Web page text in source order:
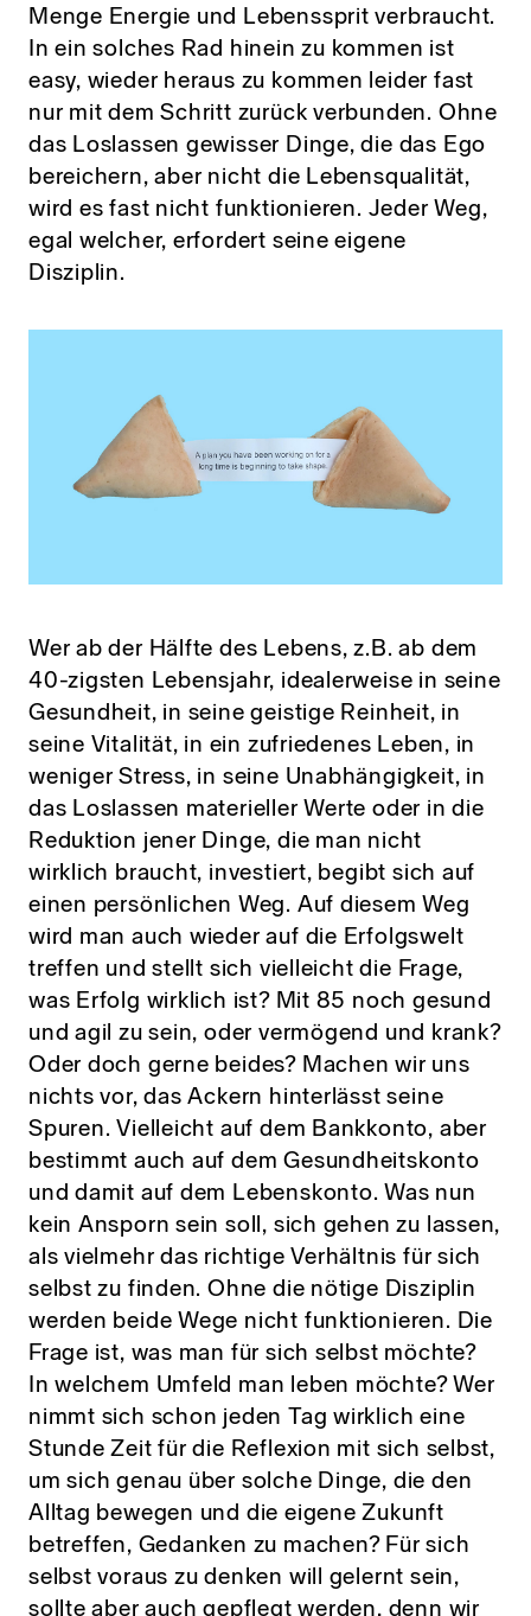
Menge Energie und Lebenssprit verbraucht.
In ein solches Rad hinein zu kommen ist
easy, wieder heraus zu kommen leider fast
nur mit dem Schritt zurück verbunden. Ohne
das Loslassen gewisser Dinge, die das Ego
bereichern, aber nicht die Lebensqualität,
wird es fast nicht funktionieren. Jeder Weg,
egal welcher, erfordert seine eigene
Disziplin.
Wer ab der Hälfte des Lebens, z.B. ab dem
40-zigsten Lebensjahr, idealerweise in seine
Gesundheit, in seine geistige Reinheit, in
seine Vitalität, in ein zufriedenes Leben, in
weniger Stress, in seine Unabhängigkeit, in
das Loslassen materieller Werte oder in die
Reduktion jener Dinge, die man nicht
wirklich braucht, investiert, begibt sich auf
einen persönlichen Weg. Auf diesem Weg
wird man auch wieder auf die Erfolgswelt
treffen und stellt sich vielleicht die Frage,
was Erfolg wirklich ist? Mit 85 noch gesund
und agil zu sein, oder vermögend und krank?
Oder doch gerne beides? Machen wir uns
nichts vor, das Ackern hinterlässt seine
Spuren. Vielleicht auf dem Bankkonto, aber
bestimmt auch auf dem Gesundheitskonto
und damit auf dem Lebenskonto. Was nun
kein Ansporn sein soll, sich gehen zu lassen,
als vielmehr das richtige Verhältnis für sich
selbst zu finden. Ohne die nötige Disziplin
werden beide Wege nicht funktionieren. Die
Frage ist, was man für sich selbst möchte?
In welchem Umfeld man leben möchte? Wer
nimmt sich schon jeden Tag wirklich eine
Stunde Zeit für die Reflexion mit sich selbst,
um sich genau über solche Dinge, die den
Alltag bewegen und die eigene Zukunft
betreffen, Gedanken zu machen? Für sich
selbst voraus zu denken will gelernt sein,
sollte aber auch gepflegt werden, denn wir